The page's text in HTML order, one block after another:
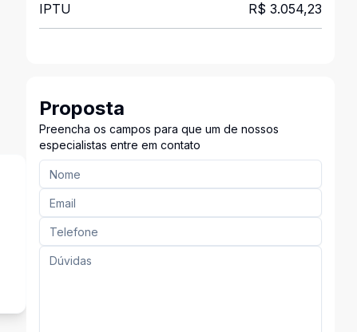
IPTU R$ 3.054,23
Proposta
Preencha os campos para que um de nossos
especialistas entre em contato